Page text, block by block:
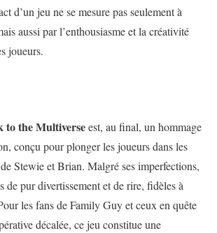
d’un jeu ne se mesure pas seulement à
aussi par l’enthousiasme et la créativité
joueurs.
to the Multiverseest, au final, un hommage
conçu pour plonger les joueurs dans les
Stewie et Brian. Malgré ses imperfections,
de pur divertissement et de rire, fidèles à
les fans de Family Guy et ceux en quête
décalée, ce jeu constitue une